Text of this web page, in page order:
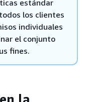
estándar
los clientes
individuales
el conjunto
fines.